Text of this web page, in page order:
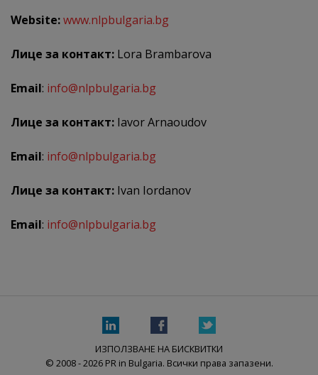
Website:www.nlpbulgaria.bg
Лице за контакт: Lora Brambarova
Email: info@nlpbulgaria.bg
Лице за контакт: Iavor Arnaoudov
Email: info@nlpbulgaria.bg
Лице за контакт: Ivan Iordanov
Email: info@nlpbulgaria.bg
ИЗПОЛЗВАНЕ НА БИСКВИТКИ
© 2008 - 2026 PR in Bulgaria. Всички права запазени.